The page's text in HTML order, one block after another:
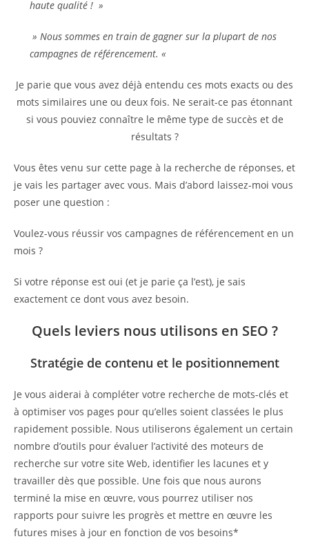
haute qualité ! »
» Nous sommes en train de gagner sur la plupart de nos
campagnes de référencement. «
Je parie que vous avez déjà entendu ces mots exacts ou des
mots similaires une ou deux fois. Ne serait-ce pas étonnant
si vous pouviez connaître le même type de succès et de
résultats ?
Vous êtes venu sur cette page à la recherche de réponses, et
je vais les partager avec vous. Mais d’abord laissez-moi vous
poser une question :
Voulez-vous réussir vos campagnes de référencement en un
mois ?
Si votre réponse est oui (et je parie ça l’est), je sais
exactement ce dont vous avez besoin.
Quels leviers nous utilisons en SEO ?
Stratégie de contenu et le positionnement
Je vous aiderai à compléter votre recherche de mots-clés et
à optimiser vos pages pour qu’elles soient classées le plus
rapidement possible. Nous utiliserons également un certain
nombre d’outils pour évaluer l’activité des moteurs de
recherche sur votre site Web, identifier les lacunes et y
travailler dès que possible. Une fois que nous aurons
terminé la mise en œuvre, vous pourrez utiliser nos
rapports pour suivre les progrès et mettre en œuvre les
futures mises à jour en fonction de vos besoins*